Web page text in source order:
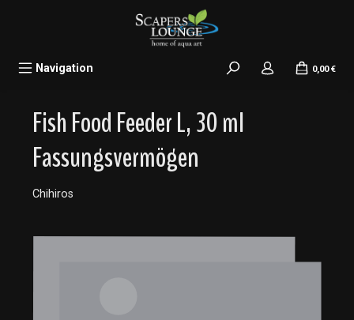
Navigation 0,00 €
Fish Food Feeder L, 30 ml
Fassungsvermögen
Chihiros
Bildergalerie überspringen